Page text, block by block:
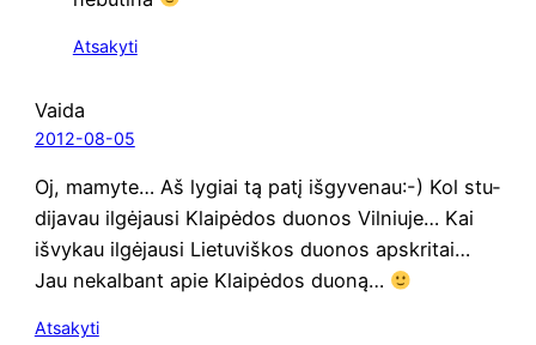
Atsakyti
Vaida
2012-08-05
Oj, mamy­te… Aš lygiai tą patį išgy­ve­nau:-) Kol stu­
di­ja­vau ilgė­jau­si Klai­pė­dos duo­nos Vil­niu­je… Kai
išvy­kau ilgė­jau­si Lie­tu­viš­kos duo­nos apskri­tai…
Jau nekal­bant apie Klai­pė­dos duoną…
Atsakyti